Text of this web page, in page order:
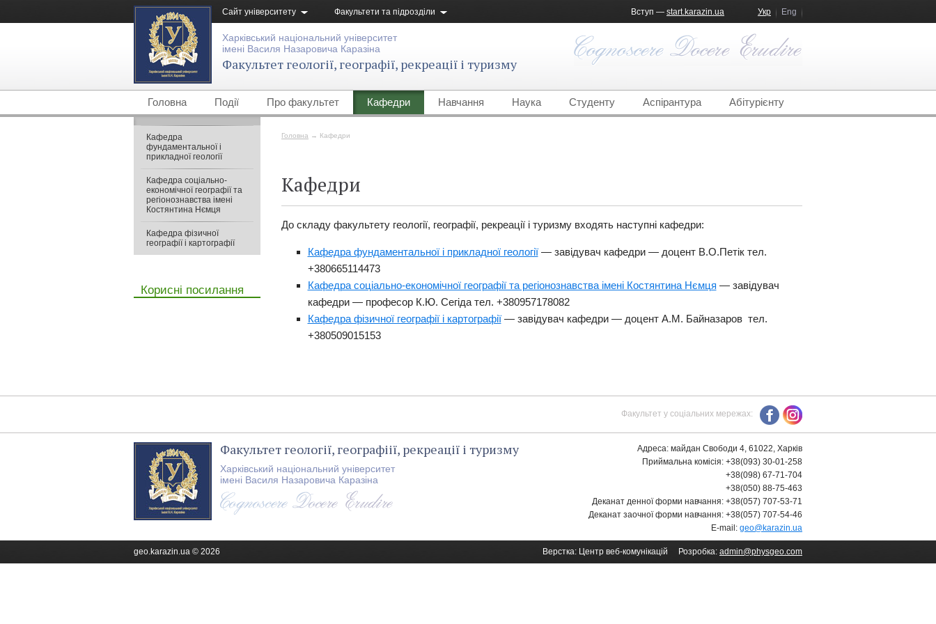
Сайт університету Факультети та підрозділи Укр Eng
Вступ — start.karazin.ua
Харківський національний університет
імені Василя Назаровича Каразіна
Факультет геології, географії, рекреації і туризму
Головна Події Про факультет Кафедри Навчання Наука Студенту Аспірантура Абітурієнту
Головна → Кафедри
Кафедри
До складу факультету геології, географії, рекреації і туризму входять наступні кафедри:
Кафедра фундаментальної і прикладної геології— завідувач кафедри — доцент В.О.Петік тел.
+380665114473
Кафедра соціально-економічної географії та регіонознавства імені Костянтина Нємця — завідувач
кафедри — професор К.Ю. Сегіда тел. +380957178082
Кафедра фізичної географії і картографії— завідувач кафедри — доцент А.М. Байназаров тел.
+380509015153
Кафедра
фундаментальної і
прикладної геології
Кафедра соціально-
економічної географії та
регіонознавства імені
Костянтина Нємця
Кафедра фізичної
географії і картографії
Корисні посилання
Факультет у соціальних мережах:
Факультет геології, географіії, рекреації і туризму
Харківський національний університет
імені Василя Назаровича Каразіна
Адреса: майдан Свободи 4, 61022, Харків
Приймальна комісія: +38(093) 30-01-258
+38(098) 67-71-704
+38(050) 88-75-463
Деканат денної форми навчання: +38(057) 707-53-71
Деканат заочної форми навчання: +38(057) 707-54-46
E-mail: geo@karazin.ua
geo.karazin.ua © 2026 Верстка: Центр веб-комунікацій Розробка: admin@physgeo.com